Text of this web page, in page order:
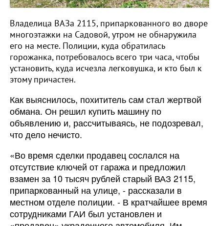
Владелица ВАЗа 2115, припаркованного во дворе
многоэтажки на Садовой, утром не обнаружила
его на месте. Полиции, куда обратилась
горожанка, потребовалось всего три часа, чтобы
установить, куда исчезла легковушка, и кто был к
этому причастен.
Как выяснилось, похититель сам стал жертвой
обмана. Он решил купить машину по
объявлению и, рассчитываясь, не подозревал,
что дело нечисто.
«Во время сделки продавец сослался на
отсутствие ключей от гаража и предложил
взамен за 10 тысяч рублей старый ВАЗ 2115,
припаркованный на улице, - рассказали в
местном отделе полиции. - В кратчайшее время
сотрудниками ГАИ был установлен и